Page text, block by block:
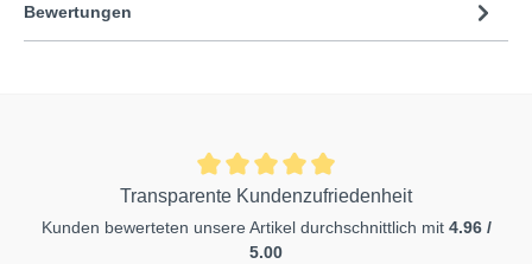
Bewertungen
Transparente Kundenzufriedenheit
Kunden bewerteten unsere Artikel durchschnittlich mit 4.96 /
5.00